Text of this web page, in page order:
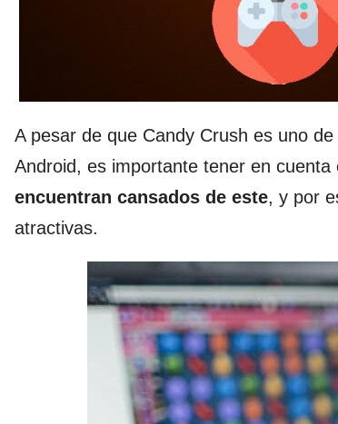
A pesar de que Candy Crush es uno
Android, es importante tener en
encuentran cansados de este, y por
atractivas.